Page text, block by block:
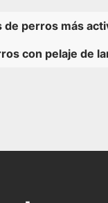
de perros más
con pelaje de